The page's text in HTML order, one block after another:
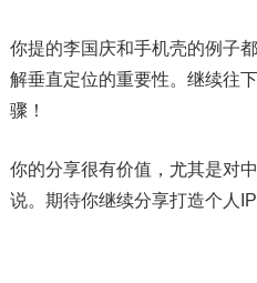
你提的李国庆和手机壳的例子
解垂直定位的重要性。继续往
骤！
你的分享很有价值，尤其是对
说。期待你继续分享打造个人IP